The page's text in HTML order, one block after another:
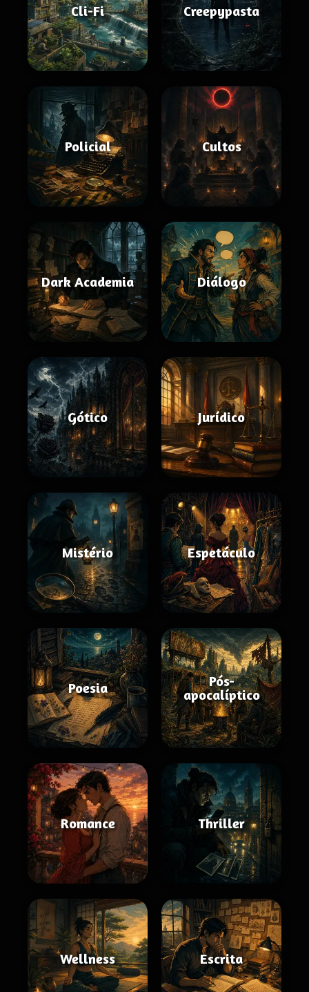
Cli-Fi Creepypasta
Policial Cultos
Dark Academia Diálogo
Gótico Jurídico
Mistério Espetáculo
Poesia
Pós-
apocalíptico
Romance Thriller
Wellness Escrita